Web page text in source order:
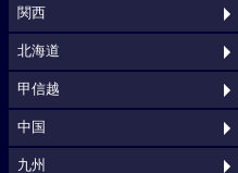
関西
北海道
甲信越
中国
九州